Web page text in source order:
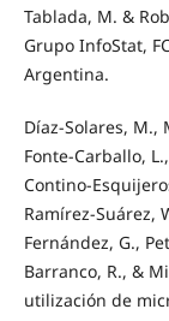
Tablada, M. &
Grupo InfoStat,
Argentina.
Díaz-Solares, M.,
Fonte-Carballo,
Contino-
Ramírez-Suárez,
Fernández, G.,
Barranco, R., &
utilización de